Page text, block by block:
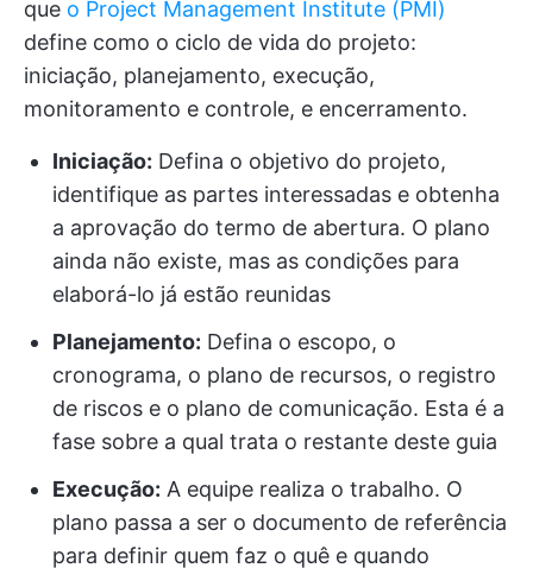
que o Project Management Institute (PMI)
define como o ciclo de vida do projeto:
iniciação, planejamento, execução,
monitoramento e controle, e encerramento.
Iniciação: Defina o objetivo do projeto,
identifique as partes interessadas e obtenha
a aprovação do termo de abertura. O plano
ainda não existe, mas as condições para
elaborá-lo já estão reunidas
Planejamento: Defina o escopo, o
cronograma, o plano de recursos, o registro
de riscos e o plano de comunicação. Esta é a
fase sobre a qual trata o restante deste guia
Execução: A equipe realiza o trabalho. O
plano passa a ser o documento de referência
para definir quem faz o quê e quando